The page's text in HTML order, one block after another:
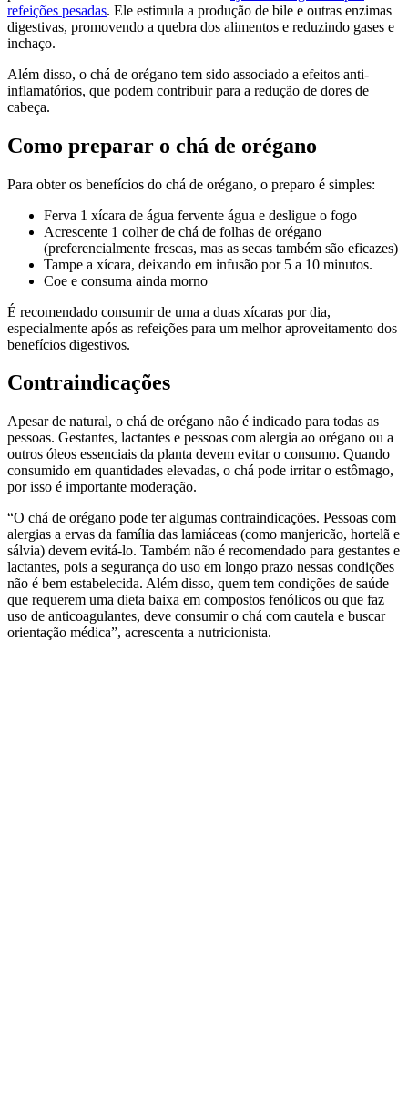
refeições pesadas. Ele estimula a produção de bile e outras enzimas
digestivas, promovendo a quebra dos alimentos e reduzindo gases e
inchaço.
Além disso, o chá de orégano tem sido associado a efeitos anti-
inflamatórios, que podem contribuir para a redução de dores de
cabeça.
Como preparar o chá de orégano
Para obter os benefícios do chá de orégano, o preparo é simples:
Ferva 1 xícara de água fervente água e desligue o fogo
Acrescente 1 colher de chá de folhas de orégano
(preferencialmente frescas, mas as secas também são eficazes)
Tampe a xícara, deixando em infusão por 5 a 10 minutos.
Coe e consuma ainda morno
É recomendado consumir de uma a duas xícaras por dia,
especialmente após as refeições para um melhor aproveitamento dos
benefícios digestivos.
Contraindicações
Apesar de natural, o chá de orégano não é indicado para todas as
pessoas. Gestantes, lactantes e pessoas com alergia ao orégano ou a
outros óleos essenciais da planta devem evitar o consumo. Quando
consumido em quantidades elevadas, o chá pode irritar o estômago,
por isso é importante moderação.
“O chá de orégano pode ter algumas contraindicações. Pessoas com
alergias a ervas da família das lamiáceas (como manjericão, hortelã e
sálvia) devem evitá-lo. Também não é recomendado para gestantes e
lactantes, pois a segurança do uso em longo prazo nessas condições
não é bem estabelecida. Além disso, quem tem condições de saúde
que requerem uma dieta baixa em compostos fenólicos ou que faz
uso de anticoagulantes, deve consumir o chá com cautela e buscar
orientação médica”, acrescenta a nutricionista.